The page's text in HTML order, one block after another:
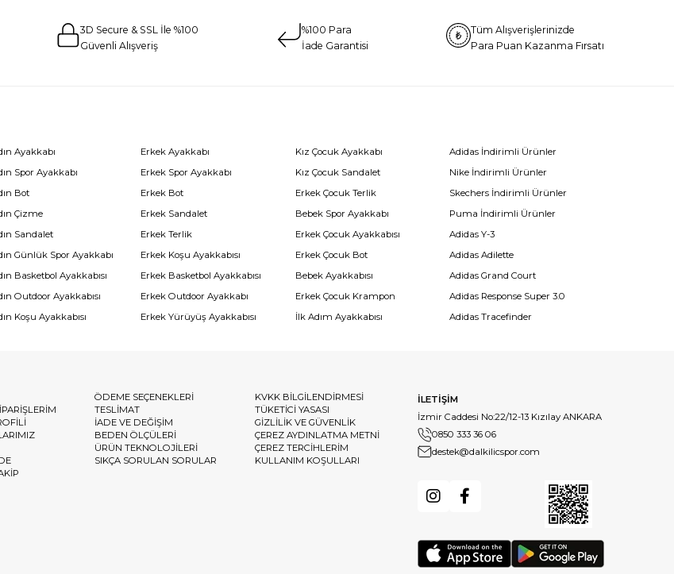
3D Secure & SSL İle %100
Güvenli Alışveriş
%100 Para
İade Garantisi
Tüm Alışverişlerinizde
Para Puan Kazanma Fırsatı
Ayakkabı
Spor Ayakkabı
Bot
Çizme
Sandalet
Günlük Spor Ayakkabı
Basketbol Ayakkabısı
Outdoor Ayakkabısı
Koşu Ayakkabısı
Erkek Ayakkabı
Erkek Spor Ayakkabı
Erkek Bot
Erkek Sandalet
Erkek Terlik
Erkek Koşu Ayakkabısı
Erkek Basketbol Ayakkabısı
Erkek Outdoor Ayakkabı
Erkek Yürüyüş Ayakkabısı
Kız Çocuk Ayakkabı
Kız Çocuk Sandalet
Erkek Çocuk Terlik
Bebek Spor Ayakkabı
Erkek Çocuk Ayakkabısı
Erkek Çocuk Bot
Bebek Ayakkabısı
Erkek Çocuk Krampon
İlk Adım Ayakkabısı
Adidas İndirimli Ürünler
Nike İndirimli Ürünler
Skechers İndirimli Ürünler
Puma İndirimli Ürünler
Adidas Y-3
Adidas Adilette
Adidas Grand Court
Adidas Response Super 3.0
Adidas Tracefinder
ÖDEME SEÇENEKLERİ
TESLİMAT
İADE VE DEĞİŞİM
BEDEN ÖLÇÜLERİ
ÜRÜN TEKNOLOJİLERİ
SIKÇA SORULAN SORULAR
KVKK BİLGİLENDİRMESİ
TÜKETİCİ YASASI
GİZLİLİK VE GÜVENLİK
ÇEREZ AYDINLATMA METNİ
ÇEREZ TERCİHLERİM
KULLANIM KOŞULLARI
İLETİŞİM
İzmir Caddesi No:22/12-13 Kızılay ANKARA
0850 333 36 06
destek@dalkilicspor.com